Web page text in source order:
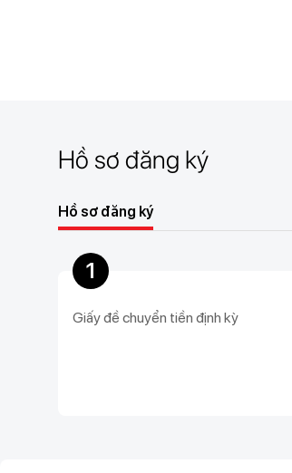
Hồ sơ đăng ký
Hồ sơ đăng ký
1
Giấy đề chuyển tiền định kỳ